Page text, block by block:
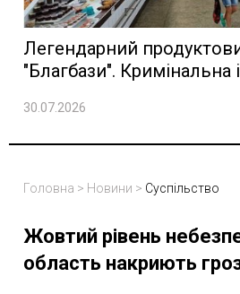
Легендарний
"Благбази". Кримінальна
30.07.2026
Головна > Новини > Суспільство
Жовтий рівень
область накриють